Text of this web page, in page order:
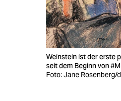
veranstaltungen
Weinstein ist der erste
seit dem Beginn von
Foto: Jane Rosenberg/